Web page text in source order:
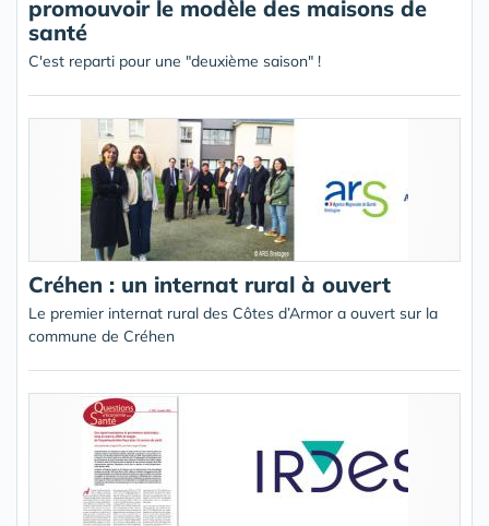
promouvoir le modèle des maisons de
santé
C'est reparti pour une "deuxième saison" !
Créhen : un internat rural à ouvert
Le premier internat rural des Côtes d’Armor a ouvert sur la
commune de Créhen